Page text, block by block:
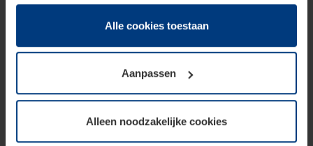
hun diensten hebben verzameld.
Juridisch hebben wij het recht om cookies op uw
van deze pagina's absoluut vereist is. Voor alle andere
soorten cookies is uw toestemming benodigd. Uw
toestemming kunt u op elk moment bij de uitleg van de
wijzigen of herroepen.
Alle cookies toestaan
Aanpassen
Alleen noodzakelijke cookies